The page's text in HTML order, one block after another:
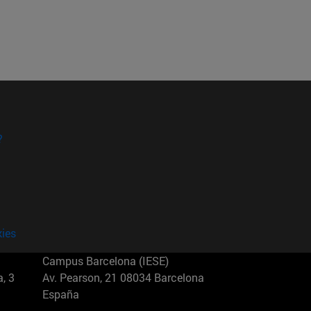
3
Campus Barcelona (IESE)
Av. Pearson, 21 08034 Barcelona
España